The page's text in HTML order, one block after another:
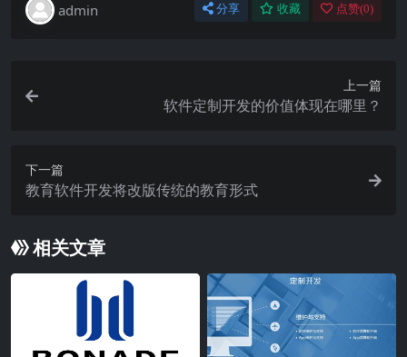
admin 分享 收藏 点赞(0)
上一篇
软件定制开发的价值体现在哪里？
下一篇
教育软件开发将改版传统的教育形式
相关文章